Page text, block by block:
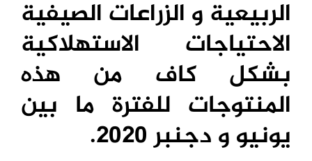
الربيعية و الزراعات الصيفية
الاحتياجات الاستهلاكية
بشكل كاف من هذه
المنتوجات للفترة ما بين
يونيو و دجنبر 2020.